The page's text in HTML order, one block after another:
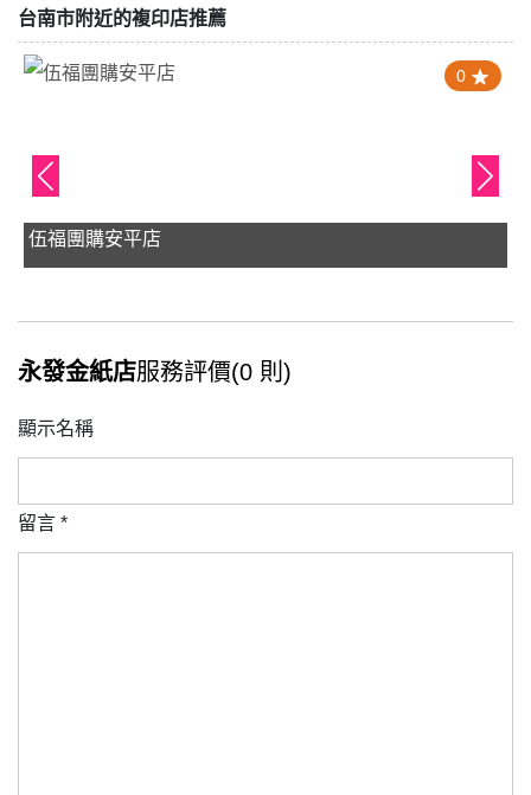
台南市附近的複印店推薦
0
伍福團購安平店
永發金紙店服務評價(0 則)
顯示名稱
留言 *